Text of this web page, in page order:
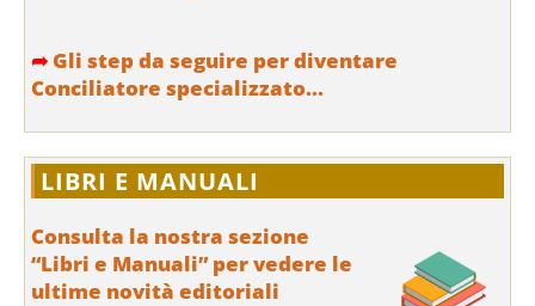
➦ Gli step da seguire per diventare
Conciliatore specializzato...
LIBRI E MANUALI
Consulta la nostra sezione
“Libri e Manuali” per vedere le
ultime novità editoriali